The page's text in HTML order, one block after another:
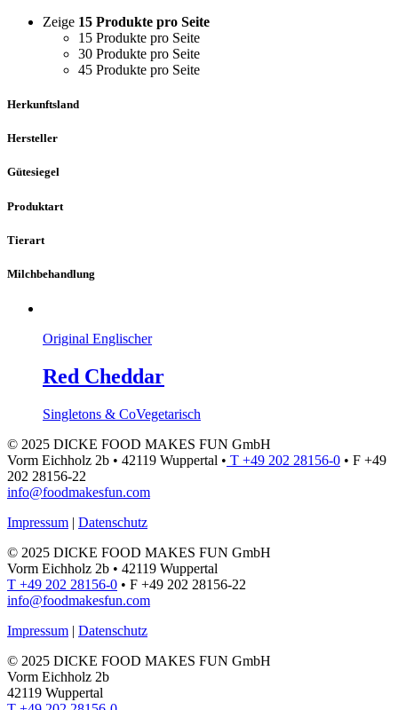
Zeige 15 Produkte pro Seite
15 Produkte pro Seite
30 Produkte pro Seite
45 Produkte pro Seite
Herkunftsland
Hersteller
Gütesiegel
Produktart
Tierart
Milchbehandlung
Original Englischer
Red Cheddar
Singletons & CoVegetarisch
© 2025 DICKE FOOD MAKES FUN GmbH
Vorm Eichholz 2b • 42119 Wuppertal • T +49 202 28156-0 • F +49
202 28156-22
info@foodmakesfun.com
Impressum | Datenschutz
© 2025 DICKE FOOD MAKES FUN GmbH
Vorm Eichholz 2b • 42119 Wuppertal
T +49 202 28156-0 • F +49 202 28156-22
info@foodmakesfun.com
Impressum | Datenschutz
© 2025 DICKE FOOD MAKES FUN GmbH
Vorm Eichholz 2b
42119 Wuppertal